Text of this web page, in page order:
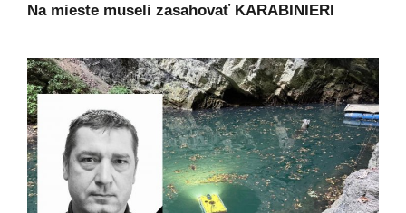
Na mieste museli zasahovať KARABINIERI